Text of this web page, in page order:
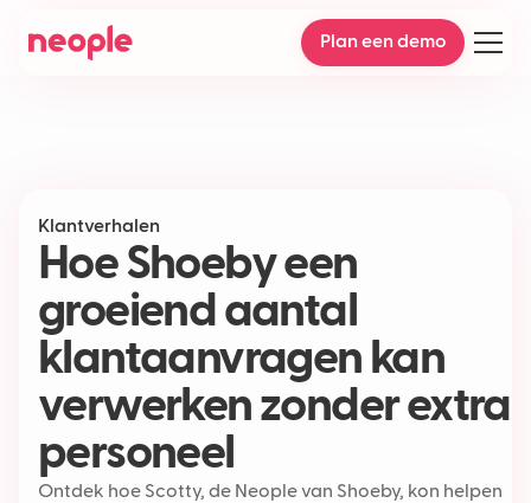
Plan een demo
Klantverhalen
Hoe Shoeby een
groeiend aantal
klantaanvragen kan
verwerken zonder extra
personeel
Ontdek hoe Scotty, de Neople van Shoeby, kon helpen